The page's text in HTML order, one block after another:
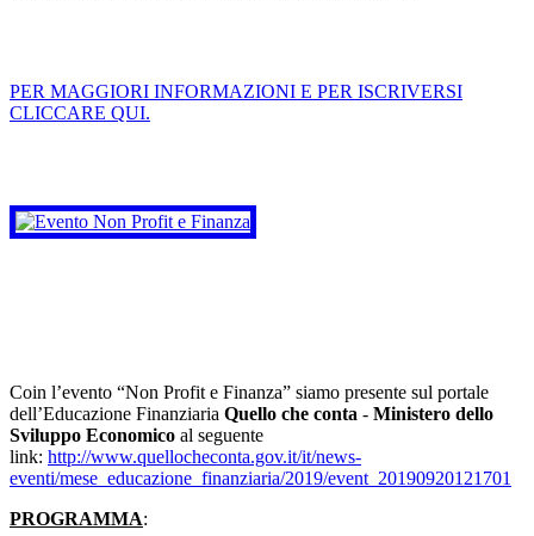
PER MAGGIORI INFORMAZIONI E PER ISCRIVERSI
CLICCARE QUI.
Coin l’evento “Non Profit e Finanza” siamo presente sul portale
dell’Educazione Finanziaria Quello che conta - Ministero dello
Sviluppo Economico al seguente
link: http://www.quellocheconta.gov.it/it/news-
eventi/mese_educazione_finanziaria/2019/event_20190920121701
PROGRAMMA: